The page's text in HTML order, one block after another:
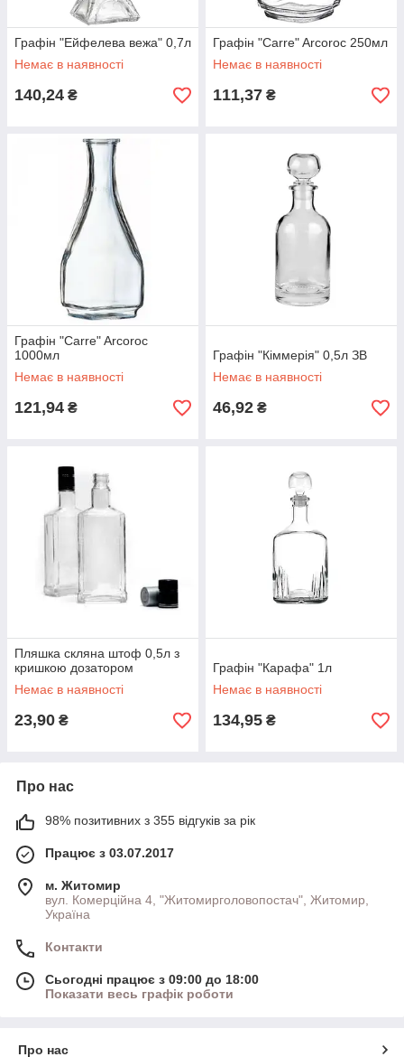
Графін "Ейфелева вежа" 0,7л
Немає в наявності
140,24 ₴
Графін "Carre" Arcoroc 250мл
Немає в наявності
111,37 ₴
Графін "Carre" Arcoroc
1000мл
Немає в наявності
121,94 ₴
Графін "Кіммерія" 0,5л ЗВ
Немає в наявності
46,92 ₴
Пляшка скляна штоф 0,5л з
кришкою дозатором
Немає в наявності
23,90 ₴
Графін "Карафа" 1л
Немає в наявності
134,95 ₴
Про нас
98% позитивних з 355 відгуків за рік
Працює з 03.07.2017
м. Житомир
вул. Комерційна 4, "Житомирголовопостач", Житомир,
Україна
Контакти
Сьогодні працює з 09:00 до 18:00
Показати весь графік роботи
Про нас